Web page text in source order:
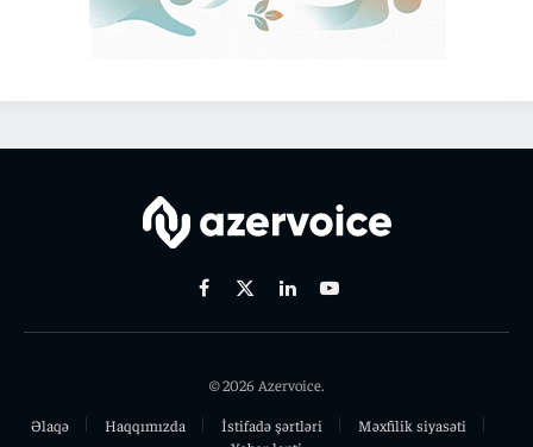
Facebook
X
LinkedinYoutube
© 2026 Azervoice.
Əlaqə
Haqqımızda İstifadə şərtləri
Məxfilik siyasəti